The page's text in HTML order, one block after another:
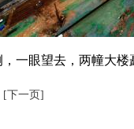
一眼望去，两幢大
[下一页]